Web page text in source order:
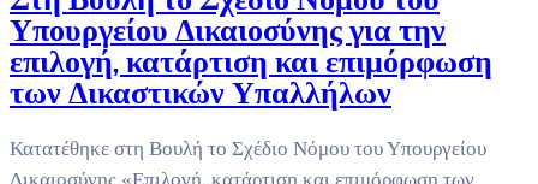
Υπουργείου Δικαιοσύνης για την
επιλογή, κατάρτιση και επιμόρφωση
των Δικαστικών Υπαλλήλων
Κατατέθηκε στη Βουλή το Σχέδιο Νόμου του Υπουργείου